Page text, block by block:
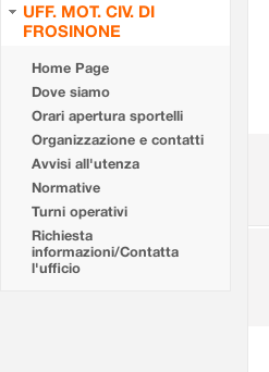
UFF. MOT. CIV. DI
FROSINONE
Home Page
Dove siamo
Orari apertura sportelli
Organizzazione e contatti
Avvisi all'utenza
Normative
Turni operativi
Richiesta
informazioni/Contatta
l'ufficio